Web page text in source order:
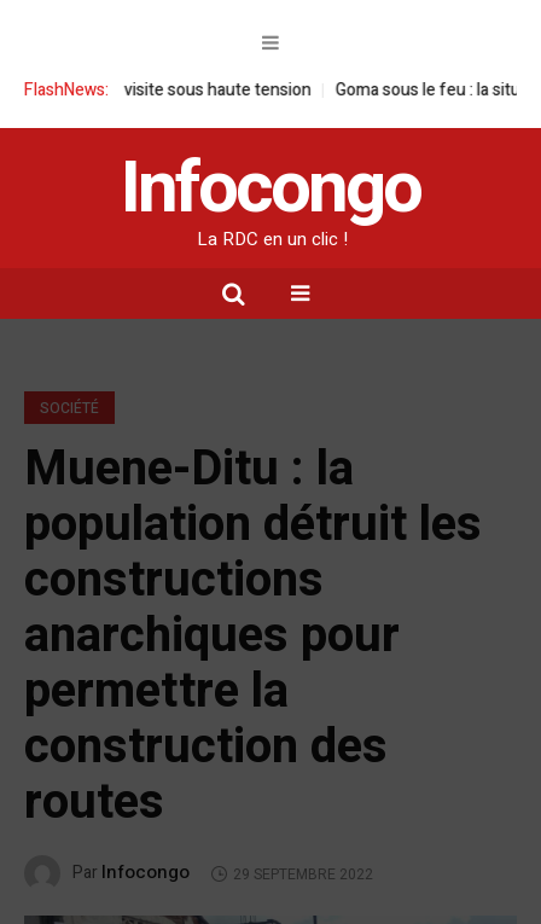
FlashNews:
une visite sous haute tension Goma sous le feu : la situation
Infocongo
La RDC en un clic !
SOCIÉTÉ
Muene-Ditu : la
population détruit les
constructions
anarchiques pour
permettre la
construction des
routes
Par Infocongo 29 SEPTEMBRE 2022